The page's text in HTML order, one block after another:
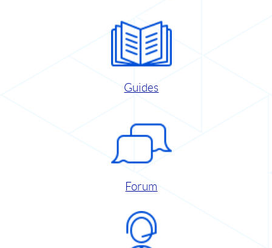
Guides
Forum